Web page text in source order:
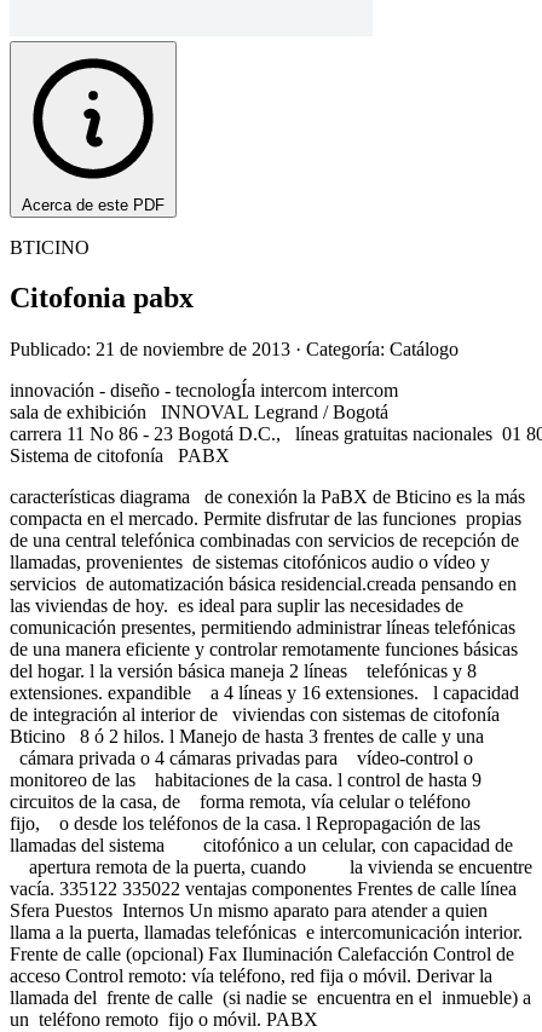
Acerca de este PDF
BTICINO
Citofonia pabx
Publicado: 21 de noviembre de 2013 · Categoría: Catálogo
innovación - diseño - tecnologÍa intercom intercom
sala de exhibición INNOVAL Legrand / Bogotá
carrera 11 No 86 - 23 Bogotá D.C., líneas gratuitas nacionales
Sistema de citofonía PABX
características diagrama de conexión la PaBX de Bticino es la más
compacta en el mercado. Permite disfrutar de las funciones propias
de una central telefónica combinadas con servicios de recepción de
llamadas, provenientes de sistemas citofónicos audio o vídeo y
servicios de automatización básica residencial.creada pensando en
las viviendas de hoy. es ideal para suplir las necesidades de
comunicación presentes, permitiendo administrar líneas telefónicas
de una manera eficiente y controlar remotamente funciones básicas
del hogar. l la versión básica maneja 2 líneas telefónicas y 8
extensiones. expandible a 4 líneas y 16 extensiones. l capacidad
de integración al interior de viviendas con sistemas de citofonía
Bticino 8 ó 2 hilos. l Manejo de hasta 3 frentes de calle y una
cámara privada o 4 cámaras privadas para vídeo-control o
monitoreo de las habitaciones de la casa. l control de hasta 9
circuitos de la casa, de forma remota, vía celular o teléfono
fijo, o desde los teléfonos de la casa. l Repropagación de las
llamadas del sistema citofónico a un celular, con capacidad de
apertura remota de la puerta, cuando la vivienda se encuentre
vacía. 335122 335022 ventajas componentes Frentes de calle línea
Sfera Puestos Internos Un mismo aparato para atender a quien
llama a la puerta, llamadas telefónicas e intercomunicación interior.
Frente de calle (opcional) Fax Iluminación Calefacción Control de
acceso Control remoto: vía teléfono, red fija o móvil. Derivar la
llamada del frente de calle (si nadie se encuentra en el inmueble) a
un teléfono remoto fijo o móvil. PABX